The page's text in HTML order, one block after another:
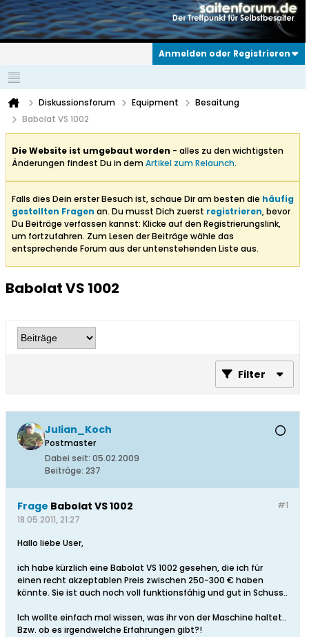
Anmelden oder Registrieren
Diskussionsforum Equipment
Besaitung
Babolat VS 1002
Die Website ist umgebaut worden - alles zu den wichtigsten
Änderungen findest Du in demArtikel zum Relaunch.
Falls dies Dein erster Besuch ist, schaue Dir am besten die häufig
gestellten Fragen an. Du musst Dich zuerst registrieren, bevor
Du Beiträge verfassen kannst: Klicke auf den Registrierungslink,
um fortzufahren. Zum Lesen der Beiträge wähle das
entsprechende Forum aus der untenstehenden Liste aus.
Babolat VS 1002
Filter
Julian_Koch
Postmaster
Dabei seit: 05.02.2009
Beiträge: 237
#1
Frage Babolat VS 1002
18.05.2011, 21:27
Hallo liebe User,
ich habe kürzlich eine Babolat VS 1002 gesehen, die ich für
einen recht akzeptablen Preis zwischen 250-300 € haben
könnte. Sie ist auch noch voll funktionsfähig und gut in Schuss..
Ich wollte einfach mal wissen, was ihr von der Maschine haltet..
Bzw. ob es irgendwelche Erfahrungen gibt?!